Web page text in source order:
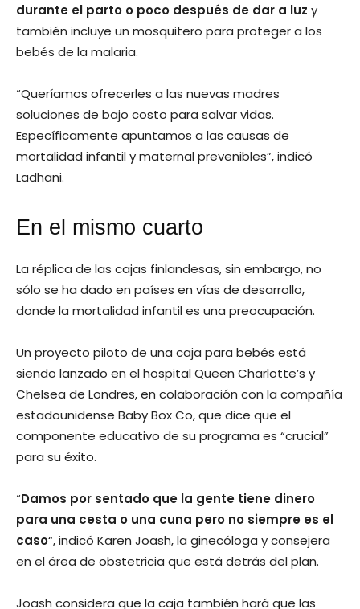
durante el parto o poco después de dar a luz y
también incluye un mosquitero para proteger a los
bebés de la malaria.
“Queríamos ofrecerles a las nuevas madres
soluciones de bajo costo para salvar vidas.
Específicamente apuntamos a las causas de
mortalidad infantil y maternal prevenibles”, indicó
Ladhani.
En el mismo cuarto
La réplica de las cajas finlandesas, sin embargo, no
sólo se ha dado en países en vías de desarrollo,
donde la mortalidad infantil es una preocupación.
Un proyecto piloto de una caja para bebés está
siendo lanzado en el hospital Queen Charlotte’s y
Chelsea de Londres, en colaboración con la compañía
estadounidense Baby Box Co, que dice que el
componente educativo de su programa es “crucial”
para su éxito.
“Damos por sentado que la gente tiene dinero
para una cesta o una cuna pero no siempre es el
caso“, indicó Karen Joash, la ginecóloga y consejera
en el área de obstetricia que está detrás del plan.
Joash considera que la caja también hará que las